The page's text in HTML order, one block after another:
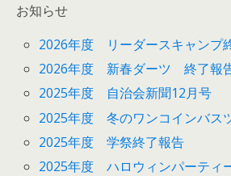
お知らせ
2026年度 リーダースキャンプ
2026年度 新春ダーツ 終了報
2025年度 自治会新聞12月号
2025年度 冬のワンコインバス
2025年度 学祭終了報告
2025年度 ハロウィンパーティ